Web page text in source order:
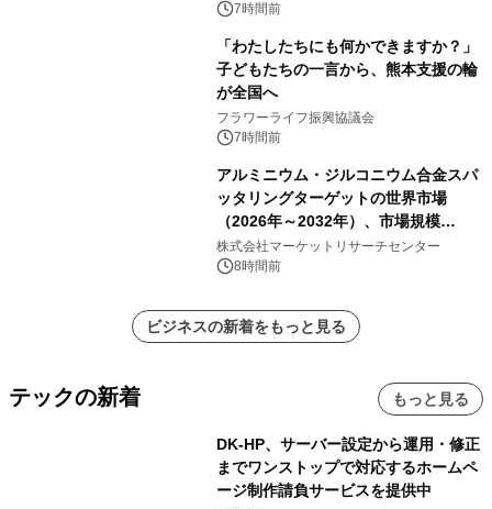
7時間前
「わたしたちにも何かできますか？」
子どもたちの一言から、熊本支援の輪
が全国へ
フラワーライフ振興協議会
7時間前
アルミニウム・ジルコニウム合金スパ
ッタリングターゲットの世界市場
（2026年～2032年）、市場規模
（0.995、0.999、その他）・分析レポ
ートを発表
株式会社マーケットリサーチセンター
8時間前
ビジネスの新着をもっと見る
テックの新着 もっと見る
DK-HP、サーバー設定から運用・修正
までワンストップで対応するホームペ
ージ制作請負サービスを提供中